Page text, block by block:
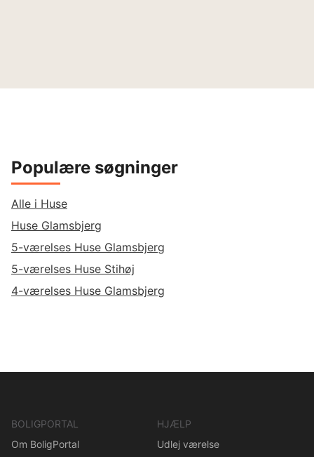
Populære søgninger
Alle i Huse
Huse Glamsbjerg
5-værelses Huse Glamsbjerg
5-værelses Huse Stihøj
4-værelses Huse Glamsbjerg
BOLIGPORTAL
Om BoligPortal
HJÆLP
Udlej værelse